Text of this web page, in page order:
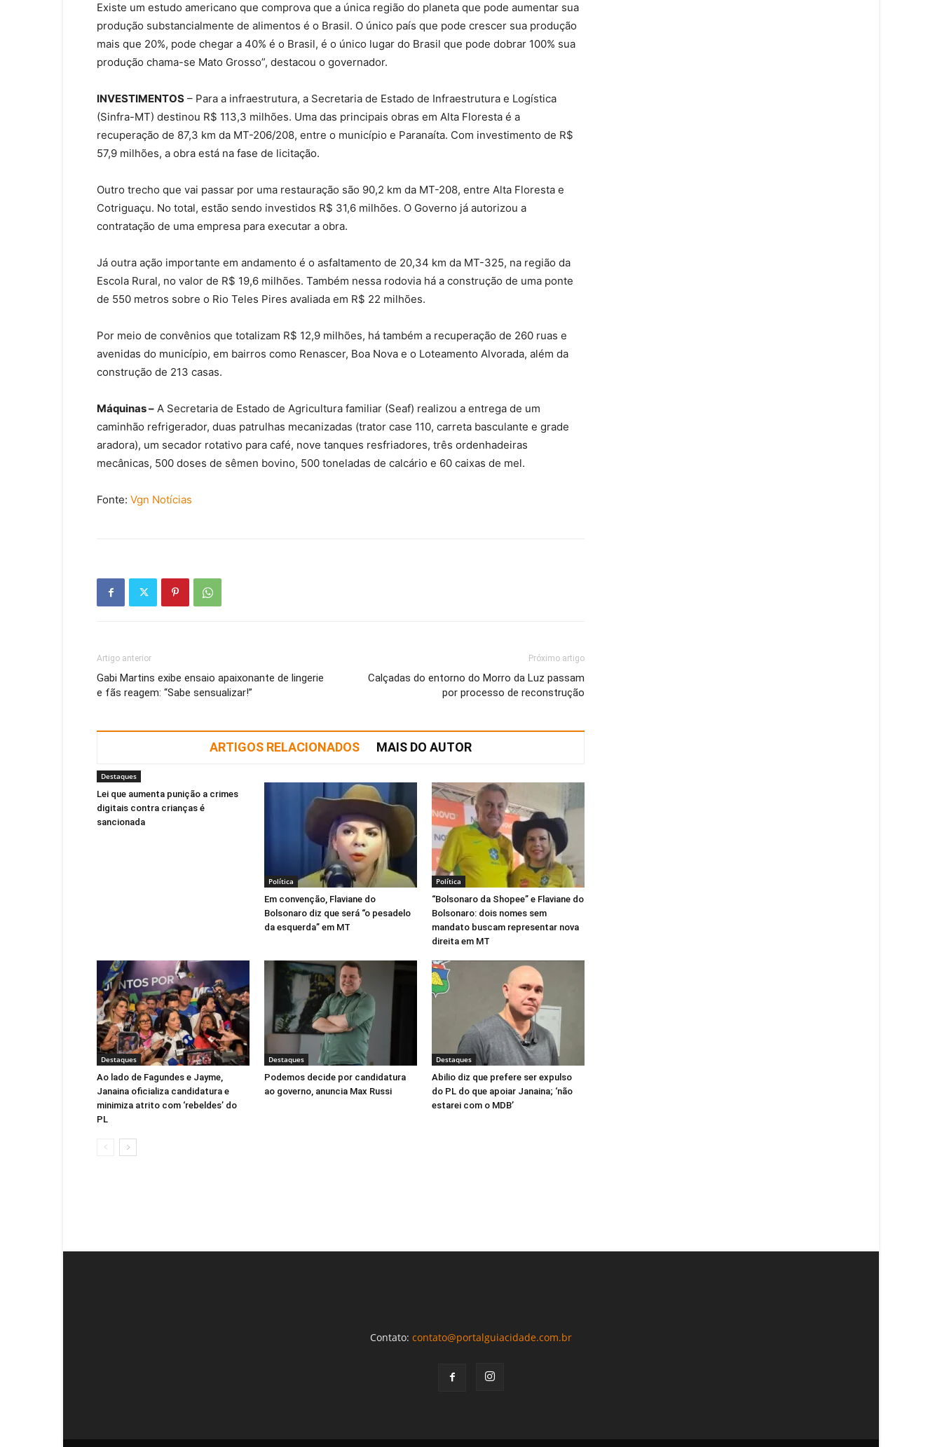
Existe um estudo americano que comprova que a única região do planeta que pode aumentar sua
produção substancialmente de alimentos é o Brasil. O único país que pode crescer sua produção
mais que 20%, pode chegar a 40% é o Brasil, é o único lugar do Brasil que pode dobrar 100% sua
produção chama-se Mato Grosso”, destacou o governador.
INVESTIMENTOS – Para a infraestrutura, a Secretaria de Estado de Infraestrutura e Logística
(Sinfra-MT) destinou R$ 113,3 milhões. Uma das principais obras em Alta Floresta é a
recuperação de 87,3 km da MT-206/208, entre o município e Paranaíta. Com investimento de R$
57,9 milhões, a obra está na fase de licitação.
Outro trecho que vai passar por uma restauração são 90,2 km da MT-208, entre Alta Floresta e
Cotriguaçu. No total, estão sendo investidos R$ 31,6 milhões. O Governo já autorizou a
contratação de uma empresa para executar a obra.
Já outra ação importante em andamento é o asfaltamento de 20,34 km da MT-325, na região da
Escola Rural, no valor de R$ 19,6 milhões. Também nessa rodovia há a construção de uma ponte
de 550 metros sobre o Rio Teles Pires avaliada em R$ 22 milhões.
Por meio de convênios que totalizam R$ 12,9 milhões, há também a recuperação de 260 ruas e
avenidas do município, em bairros como Renascer, Boa Nova e o Loteamento Alvorada, além da
construção de 213 casas.
Máquinas – A Secretaria de Estado de Agricultura familiar (Seaf) realizou a entrega de um
caminhão refrigerador, duas patrulhas mecanizadas (trator case 110, carreta basculante e grade
aradora), um secador rotativo para café, nove tanques resfriadores, três ordenhadeiras
mecânicas, 500 doses de sêmen bovino, 500 toneladas de calcário e 60 caixas de mel.
Fonte: Vgn Notícias
Artigo anterior
Gabi Martins exibe ensaio apaixonante de lingerie
e fãs reagem: “Sabe sensualizar!”
Próximo artigo
Calçadas do entorno do Morro da Luz passam
por processo de reconstrução
ARTIGOS RELACIONADOS MAIS DO AUTOR
Destaques
Lei que aumenta punição a crimes
digitais contra crianças é
sancionada
Política
Em convenção, Flaviane do
Bolsonaro diz que será “o pesadelo
da esquerda” em MT
Política
“Bolsonaro da Shopee” e Flaviane do
Bolsonaro: dois nomes sem
mandato buscam representar nova
direita em MT
Destaques
Ao lado de Fagundes e Jayme,
Janaina oficializa candidatura e
minimiza atrito com ‘rebeldes’ do
PL
Destaques
Podemos decide por candidatura
ao governo, anuncia Max Russi
Destaques
Abilio diz que prefere ser expulso
do PL do que apoiar Janaina; ‘não
estarei com o MDB’
Contato: contato@portalguiacidade.com.br